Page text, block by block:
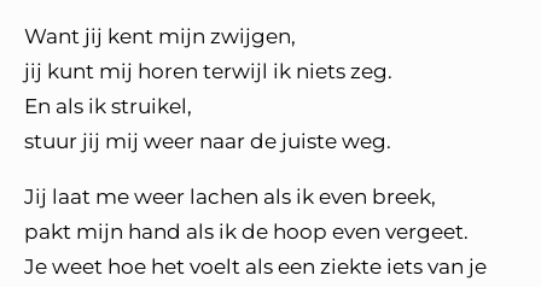
Want jij kent mijn zwijgen,
jij kunt mij horen terwijl ik niets zeg.
En als ik struikel,
stuur jij mij weer naar de juiste weg.
Jij laat me weer lachen als ik even breek,
pakt mijn hand als ik de hoop even vergeet.
Je weet hoe het voelt als een ziekte iets van je